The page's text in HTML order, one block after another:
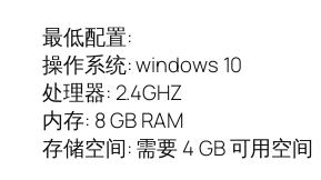
最低配置:
操作系统: windows 10
处理器: 2.4GHZ
内存: 8 GB RAM
存储空间: 需要 4 GB 可用空间